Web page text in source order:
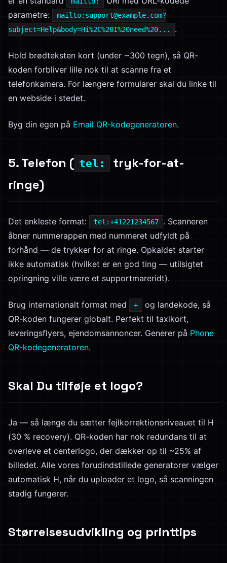
parametre:
mailto:support@example.com?
subject=Help&body=Hi%2C%20I%20need%20...
.
Hold brødteksten kort (under ~300 tegn), så QR-
koden forbliver lille nok til at scanne fra et
telefonkamera. For længere formularer skal du linke til
en webside i stedet.
Byg din egen på Email QR-kodegeneratoren.
5. Telefon ( tel:
tryk-for-at-
ringe)
Det enkleste format: tel:+41221234567
. Scanneren
åbner nummerappen med nummeret udfyldt på
forhånd — de trykker for at ringe. Opkaldet starter
ikke automatisk (hvilket er en god ting — utilsigtet
opringning ville være et supportmareridt).
Brug internationalt format med +
og landekode, så
QR-koden fungerer globalt. Perfekt til taxikort,
leveringsflyers, ejendomsannoncer. Generer på Phone
QR-kodegeneratoren.
Skal Du tilføje et logo?
Ja — så længe du sætter fejlkorrektionsniveauet til H
(30 % recovery). QR-koden har nok redundans til at
overleve et centerlogo, der dækker op til ~25% af
billedet. Alle vores forudindstillede generatorer vælger
automatisk H, når du uploader et logo, så scanningen
stadig fungerer.
Størrelsesudvikling og printtips